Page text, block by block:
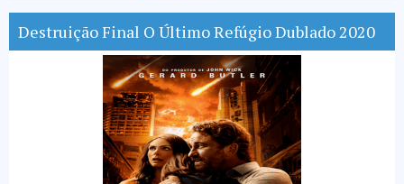
Destruição Final O Último Refúgio Dublado 2020